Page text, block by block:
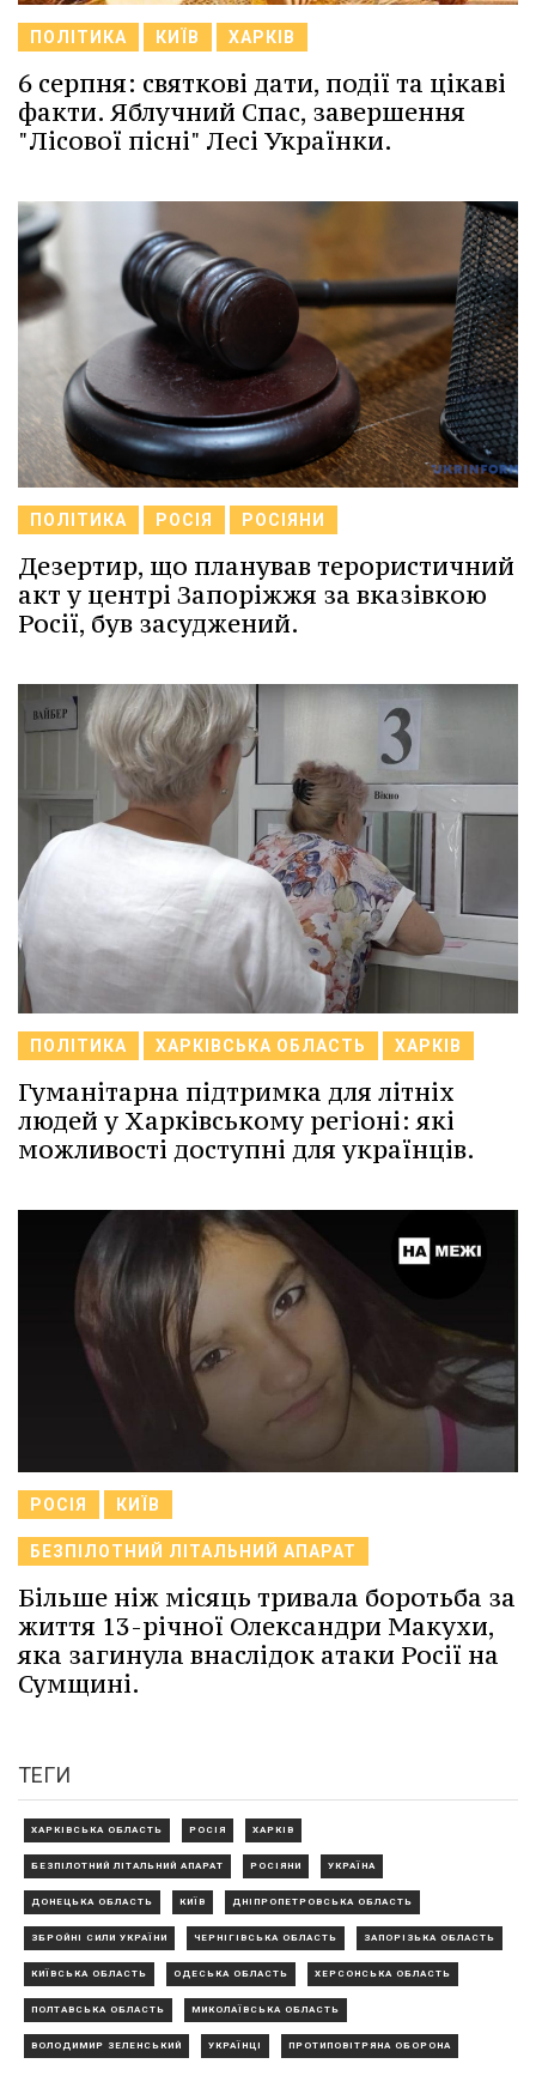
ПОЛІТИКА КИЇВ ХАРКІВ
6 серпня: святкові дати, події та цікаві
факти. Яблучний Спас, завершення
"Лісової пісні" Лесі Українки.
ПОЛІТИКА РОСІЯ РОСІЯНИ
Дезертир, що планував терористичний
акт у центрі Запоріжжя за вказівкою
Росії, був засуджений.
ПОЛІТИКА ХАРКІВСЬКА ОБЛАСТЬ ХАРКІВ
Гуманітарна підтримка для літніх
людей у Харківському регіоні: які
можливості доступні для українців.
РОСІЯ КИЇВ
БЕЗПІЛОТНИЙ ЛІТАЛЬНИЙ АПАРАТ
Більше ніж місяць тривала боротьба за
життя 13-річної Олександри Макухи,
яка загинула внаслідок атаки Росії на
Сумщині.
ТЕГИ
ХАРКІВСЬКА ОБЛАСТЬ РОСІЯ ХАРКІВ
БЕЗПІЛОТНИЙ ЛІТАЛЬНИЙ АПАРАТ РОСІЯНИ УКРАЇНА
ДОНЕЦЬКА ОБЛАСТЬ КИЇВ ДНІПРОПЕТРОВСЬКА ОБЛАСТЬ
ЗБРОЙНІ СИЛИ УКРАЇНИ ЧЕРНІГІВСЬКА ОБЛАСТЬ ЗАПОРІЗЬКА ОБЛАСТЬ
КИЇВСЬКА ОБЛАСТЬ ОДЕСЬКА ОБЛАСТЬ ХЕРСОНСЬКА ОБЛАСТЬ
ПОЛТАВСЬКА ОБЛАСТЬ МИКОЛАЇВСЬКА ОБЛАСТЬ
ВОЛОДИМИР ЗЕЛЕНСЬКИЙ УКРАЇНЦІ ПРОТИПОВІТРЯНА ОБОРОНА